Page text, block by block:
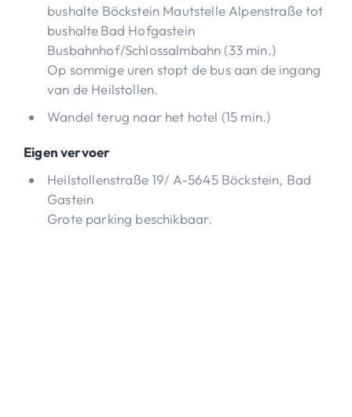
bushalte Böckstein Mautstelle Alpenstraße tot
bushalte Bad Hofgastein
Busbahnhof/Schlossalmbahn (33 min.)
Op sommige uren stopt de bus aan de ingang
van de Heilstollen.
Wandel terug naar het hotel (15 min.)
Eigen vervoer
Heilstollenstraße 19/ A-5645 Böckstein, Bad
Gastein
Grote parking beschikbaar.